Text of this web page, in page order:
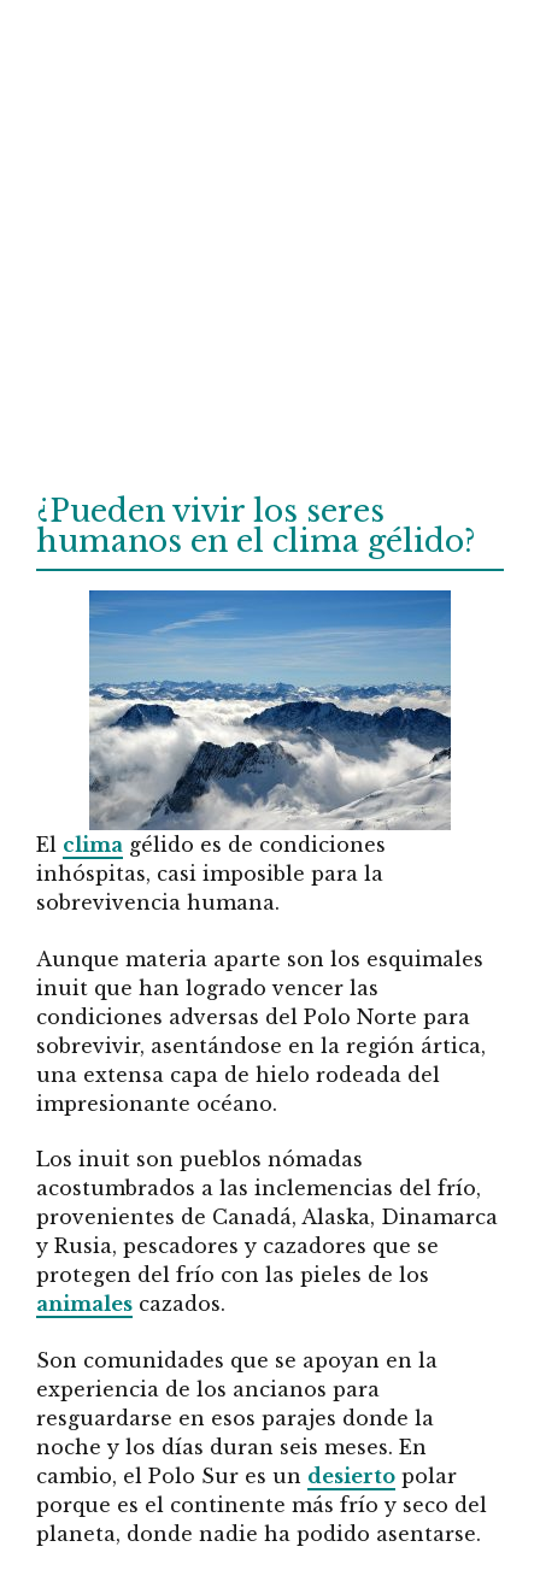
¿Pueden vivir los seres
humanos en el clima gélido?
El clima gélido es de condiciones
inhóspitas, casi imposible para la
sobrevivencia humana.
Aunque materia aparte son los esquimales
inuit que han logrado vencer las
condiciones adversas del Polo Norte para
sobrevivir, asentándose en la región ártica,
una extensa capa de hielo rodeada del
impresionante océano.
Los inuit son pueblos nómadas
acostumbrados a las inclemencias del frío,
provenientes de Canadá, Alaska, Dinamarca
y Rusia, pescadores y cazadores que se
protegen del frío con las pieles de los
animales cazados.
Son comunidades que se apoyan en la
experiencia de los ancianos para
resguardarse en esos parajes donde la
noche y los días duran seis meses. En
cambio, el Polo Sur es un desierto polar
porque es el continente más frío y seco del
planeta, donde nadie ha podido asentarse.